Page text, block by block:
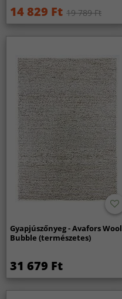
14 829 Ft 19 789 Ft
Gyapjúszőnyeg - Avafors Wool
Bubble (természetes)
31 679 Ft